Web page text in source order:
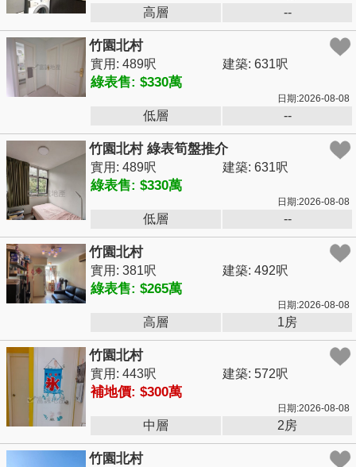
高層 --
竹園北村
實用: 489呎 建築: 631呎
綠表售: $330萬
日期:2026-08-08
低層 --
竹園北村 綠表筍盤推介
實用: 489呎 建築: 631呎
綠表售: $330萬
日期:2026-08-08
低層 --
竹園北村
實用: 381呎 建築: 492呎
綠表售: $265萬
日期:2026-08-08
高層 1房
竹園北村
實用: 443呎 建築: 572呎
補地價: $300萬
日期:2026-08-08
中層 2房
竹園北村